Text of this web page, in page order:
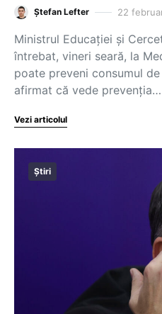
Ștefan Lefter 22
Ministrul Educaţiei și
întrebat, vineri seară, la
poate preveni consumul
afirmat că vede prevenția…
Vezi articolul
Știri